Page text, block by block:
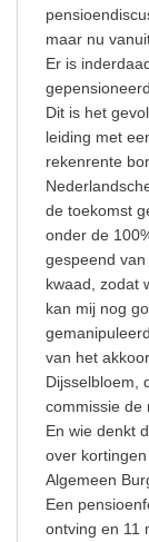
maar nu
Er is
Dit is het
leiding met
rekenrente
de toekomst
onder de
gespeend
kwaad, zodat
kan mij nog
van het
Dijsselbloem,
commissie de
En wie denkt
over
Algemeen
Een
ontving en 11